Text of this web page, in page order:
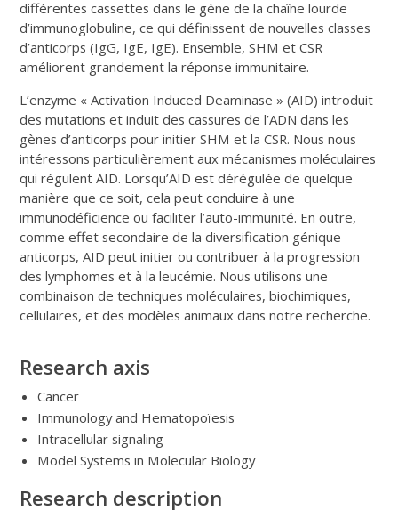
différentes cassettes dans le gène de la chaîne lourde
d’immunoglobuline, ce qui définissent de nouvelles classes
d’anticorps (IgG, IgE, IgE). Ensemble, SHM et CSR
améliorent grandement la réponse immunitaire.
L’enzyme « Activation Induced Deaminase » (AID) introduit
des mutations et induit des cassures de l’ADN dans les
gènes d’anticorps pour initier SHM et la CSR. Nous nous
intéressons particulièrement aux mécanismes moléculaires
qui régulent AID. Lorsqu’AID est dérégulée de quelque
manière que ce soit, cela peut conduire à une
immunodéficience ou faciliter l’auto-immunité. En outre,
comme effet secondaire de la diversification génique
anticorps, AID peut initier ou contribuer à la progression
des lymphomes et à la leucémie. Nous utilisons une
combinaison de techniques moléculaires, biochimiques,
cellulaires, et des modèles animaux dans notre recherche.
Research axis
Cancer
Immunology and Hematopoïesis
Intracellular signaling
Model Systems in Molecular Biology
Research description